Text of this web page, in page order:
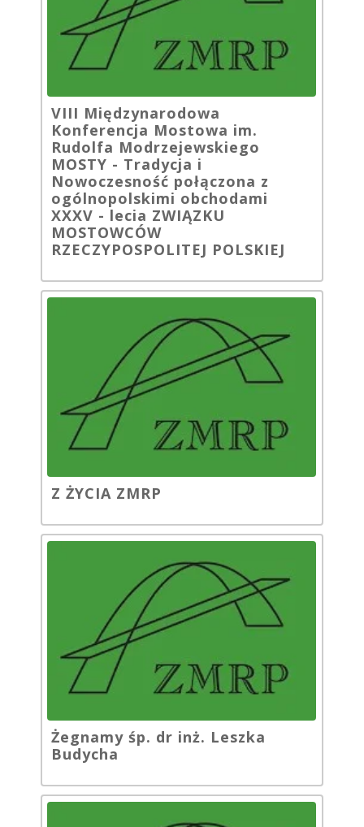
VIII Międzynarodowa
Konferencja Mostowa im.
Rudolfa Modrzejewskiego
MOSTY - Tradycja i
Nowoczesność połączona z
ogólnopolskimi obchodami
XXXV - lecia ZWIĄZKU
MOSTOWCÓW
RZECZYPOSPOLITEJ POLSKIEJ
Z ŻYCIA ZMRP
Żegnamy śp. dr inż. Leszka
Budycha